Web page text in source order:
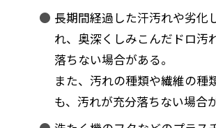
長期間経過した汗汚れや劣化
れ、奥深くしみこんだドロ汚
落ちない場合がある。
また、汚れの種類や繊維の種
も、汚れが充分落ちない場合